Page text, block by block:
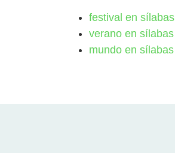
festival en sílabas
verano en sílabas
mundo en sílabas